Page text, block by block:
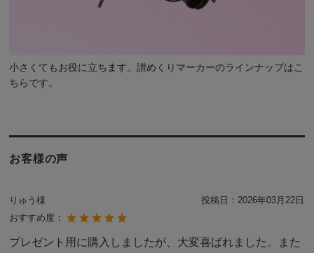
小さくてもお役に立ちます。譜めくりマーカーのラインナップはこ
ちらです。
お客様の声
りゅう様 投稿日：2026年03月22日
おすすめ度：
プレゼント用に購入しましたが、大変喜ばれました。また